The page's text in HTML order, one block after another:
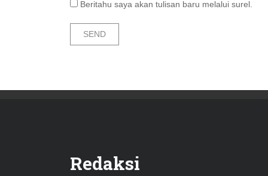
Beritahu saya akan tulisan baru melalui surel.
Redaksi